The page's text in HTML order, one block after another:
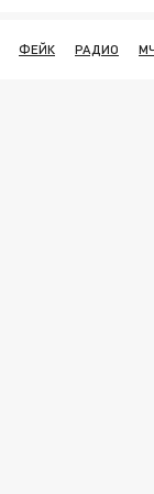
ФЕЙК РАДИО